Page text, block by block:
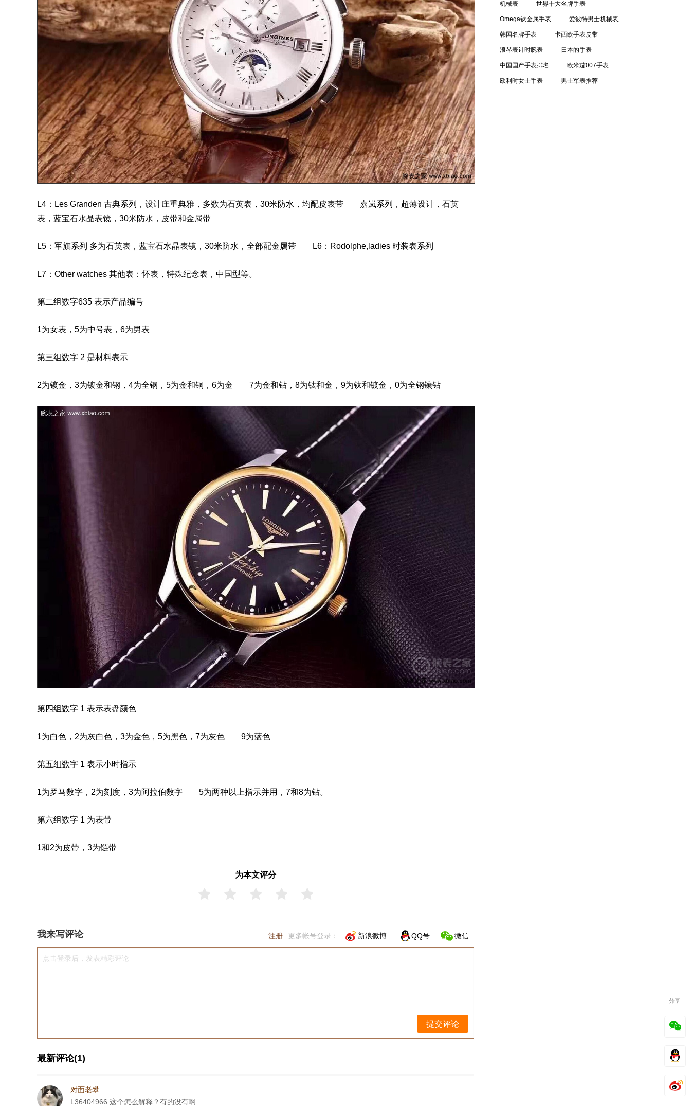
L4：Les Granden 古典系列，设计庄重典雅，多数为石英表，30米防水，均配皮表带 嘉岚系列，超薄设计，石英
表，蓝宝石水晶表镜，30米防水，皮带和金属带
L5：军旗系列 多为石英表，蓝宝石水晶表镜，30米防水，全部配金属带 L6：Rodolphe,ladies 时装表系列
L7：Other watches 其他表：怀表，特殊纪念表，中国型等。
第二组数字635 表示产品编号
1为女表 ，5为中号表，6为男表
第三组数字 2 是材料表示
2为镀金，3为镀金和钢，4为全钢，5为金和铜，6为金 7为金和钻，8为钛和金，9为钛和镀金，0为全钢镶钻
第四组数字 1 表示表盘颜色
1为白色，2为灰白色，3为金色，5为黑色，7为灰色 9为蓝色
第五组数字 1 表示小时指示
1为罗马数字，2为刻度，3为阿拉伯数字 5为两种以上指示并用，7和8为钻。
第六组数字 1 为表带
1和2为皮带，3为链带
为本文评分
我来写评论 注册 更多帐号登录： 新浪微博 QQ号 微信
点击登录后，发表精彩评论
提交评论
最新评论(1)
对面老攀
L36404966 这个怎么解释？有的没有啊
机械表 世界十大名牌手表
Omega钛金属手表 爱彼特男士机械表
韩国名牌手表 卡西欧手表皮带
浪琴表计时腕表 日本的手表
中国国产手表排名 欧米茄007手表
欧利时女士手表 男士军表推荐
分享